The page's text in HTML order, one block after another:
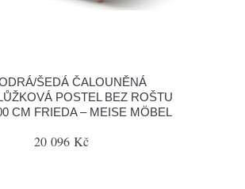
ŠEDÁ ČALOUNĚNÁ
POSTEL BEZ ROŠTU
CM FRIEDA – MEISE MÖBEL
20 096 Kč